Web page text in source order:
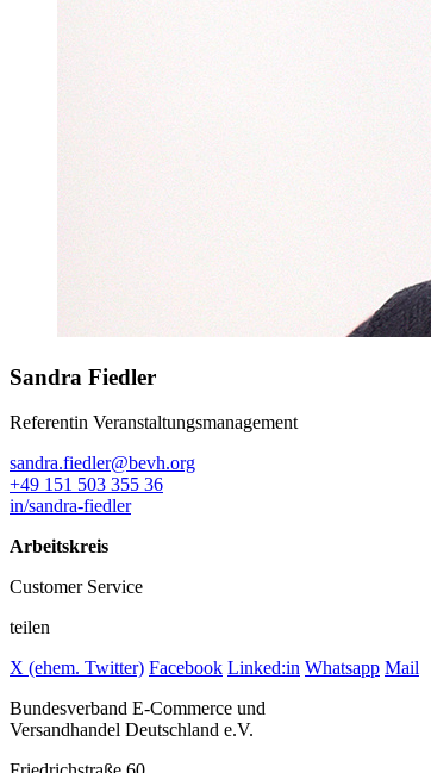
Sandra Fiedler
Referentin Veranstaltungsmanagement
sandra.fiedler@bevh.org
+49 151 503 355 36
in/sandra-fiedler
Arbeitskreis
Customer Service
teilen
X (ehem. Twitter) Facebook Linked:in Whatsapp Mail
Bundesverband E-Commerce und
Versandhandel Deutschland e.V.